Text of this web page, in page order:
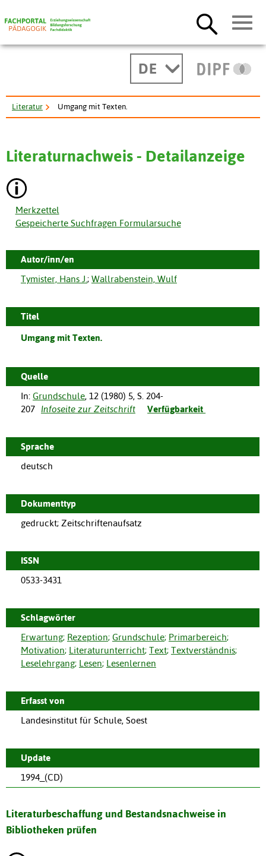
DE
Literatur Umgang mit Texten.
Literaturnachweis - Detailanzeige
Merkzettel
Gespeicherte Suchfragen Formularsuche
Autor/inn/en
Tymister, Hans J. ; Wallrabenstein, Wulf
Titel
Umgang mit Texten.
Quelle
In: Grundschule, 12 (1980) 5, S. 204-
207
Infoseite zur Zeitschrift Verfügbarkeit
Sprache
deutsch
Dokumenttyp
gedruckt; Zeitschriftenaufsatz
ISSN
0533-3431
Schlagwörter
Erwartung; Rezeption; Grundschule; Primarbereich;
Motivation; Literaturunterricht; Text; Textverständnis;
Leselehrgang; Lesen; Lesenlernen
Erfasst von
Landesinstitut für Schule, Soest
Update
1994_(CD)
Literaturbeschaffung und Bestandsnachweise in
Bibliotheken prüfen